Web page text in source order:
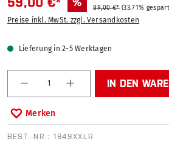
89,00 €* (33.71%
Preise inkl. MwSt. zzgl. Versandkosten
Lieferung in 2-5 Werktagen
Produkt Anzahl: Gib den
IN DEN
Merken
BEST.-NR.:1849XXLR